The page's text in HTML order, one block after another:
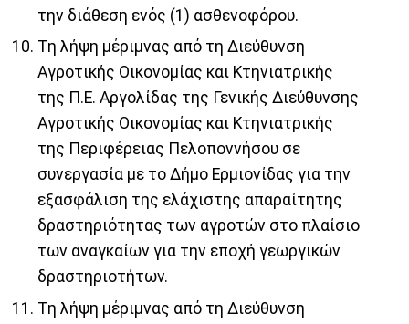
την διάθεση ενός (1) ασθενοφόρου.
Τη λήψη μέριμνας από τη Διεύθυνση
Αγροτικής Οικονομίας και Κτηνιατρικής
της Π.Ε. Αργολίδας της Γενικής Διεύθυνσης
Αγροτικής Οικονομίας και Κτηνιατρικής
της Περιφέρειας Πελοποννήσου σε
συνεργασία με το Δήμο Ερμιονίδας για την
εξασφάλιση της ελάχιστης απαραίτητης
δραστηριότητας των αγροτών στο πλαίσιο
των αναγκαίων για την εποχή γεωργικών
δραστηριοτήτων.
Τη λήψη μέριμνας από τη Διεύθυνση